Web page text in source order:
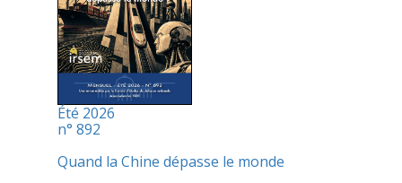
Été 2026
n° 892
Quand la Chine dépasse le monde